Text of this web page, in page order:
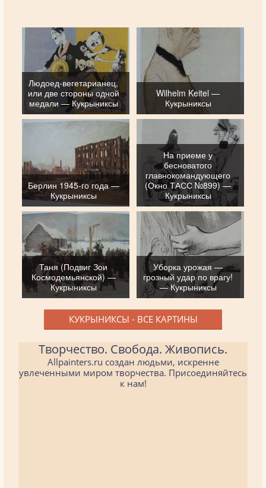
Людоед-вегетарианец,
или две стороны одной
медали — Кукрыниксы
Wilhelm Keitel —
Кукрыниксы
Берлин 1945-го года —
Кукрыниксы
На приеме у
бесноватого
главнокомандующего
(Окно ТАСС №899) —
Кукрыниксы
Таня (Подвиг Зои
Космодемьянской) —
Кукрыниксы
Уборка урожая —
грозный удар по врагу!
— Кукрыниксы
КУКРЫНИКСЫ - ВСЕ КАРТИНЫ
Творчество. Свобода. Живопись.
Allpainters.ru создан людьми, искренне
увлеченными миром творчества. Присоединяйтесь
к нам!